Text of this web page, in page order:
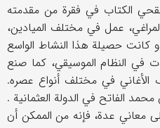
الکتاب في فقرة من مقدمته
المراغي، عمل في مختلف المیادین،
کانت حصیلة هذا النشاط الواسع
في النظام الموسیقي، کما صنع
الأغاني في مختلف أنواع عصره.
الفاتح في الدولة العثمانیة .
معاني عدة، فإنه من الممکن أن